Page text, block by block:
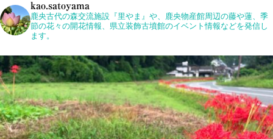
kao.satoyama
鹿央古代の森交流施設『里やま』や、鹿央物産館周辺の藤や蓮、季
節の花々の開花情報、県立装飾古墳館のイベント情報などを発信し
ます。